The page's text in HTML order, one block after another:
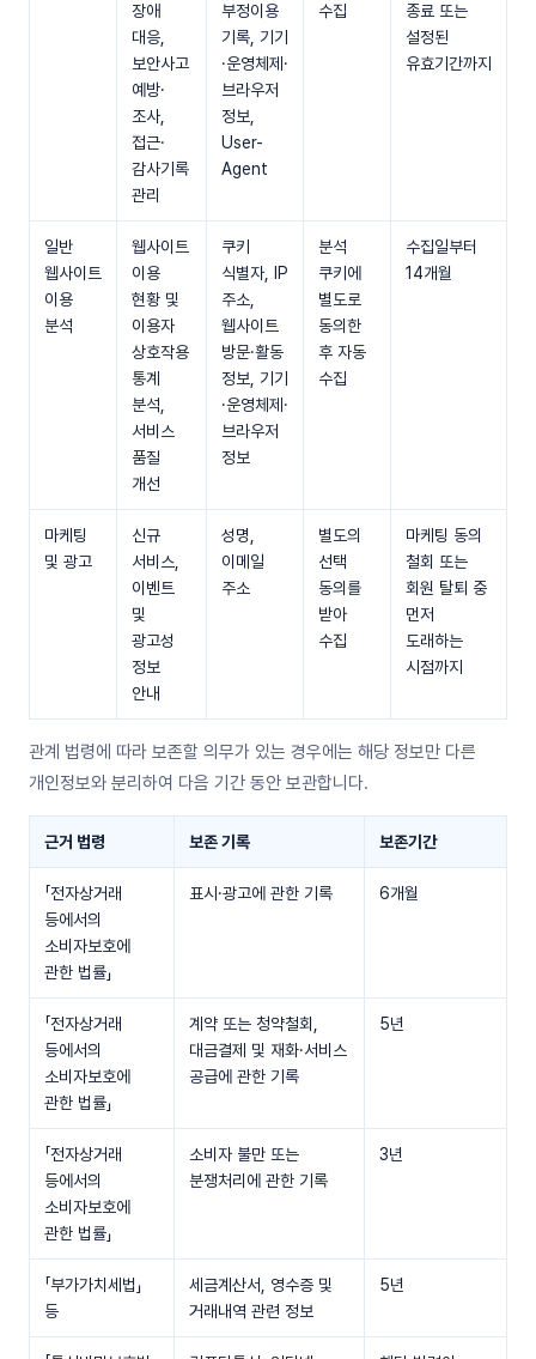
장애
대응,
보안사고
예방·
조사,
접근·
감사기록
관리
부정이용
기록, 기기
·운영체제·
브라우저
정보,
User-
Agent
수집
종료 또는
설정된
유효기간까지
일반
웹사이트
이용
분석
웹사이트
이용
현황 및
이용자
상호작용
통계
분석,
서비스
품질
개선
쿠키
식별자, IP
주소,
웹사이트
방문·활동
정보, 기기
·운영체제·
브라우저
정보
분석
쿠키에
별도로
동의한
후 자동
수집
수집일부터
14개월
마케팅
및 광고
신규
서비스,
이벤트
및
광고성
정보
안내
성명,
이메일
주소
별도의
선택
동의를
받아
수집
마케팅 동의
철회 또는
회원 탈퇴 중
먼저
도래하는
시점까지
관계 법령에 따라 보존할 의무가 있는 경우에는 해당 정보만 다른
개인정보와 분리하여 다음 기간 동안 보관합니다.
근거 법령 보존 기록 보존기간
「전자상거래
등에서의
소비자보호에
관한 법률」
표시·광고에 관한 기록 6개월
「전자상거래
등에서의
소비자보호에
관한 법률」
계약 또는 청약철회,
대금결제 및 재화·서비스
공급에 관한 기록
5년
「전자상거래
등에서의
소비자보호에
관한 법률」
소비자 불만 또는
분쟁처리에 관한 기록
3년
「부가가치세법」
등
세금계산서, 영수증 및
거래내역 관련 정보
5년